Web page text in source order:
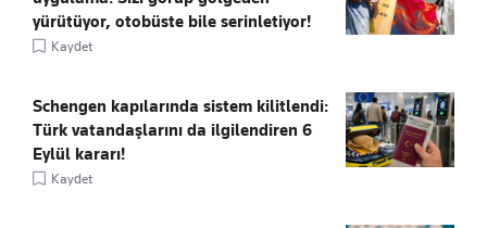
yürütüyor, otobüste bile serinletiyor!
Kaydet
Schengen kapılarında sistem kilitlendi:
Türk vatandaşlarını da ilgilendiren 6
Eylül kararı!
Kaydet